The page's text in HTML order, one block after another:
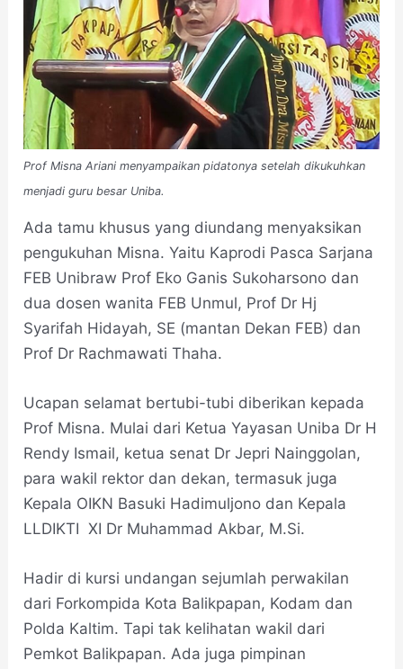
Prof Misna Ariani menyampaikan pidatonya setelah dikukuhkan
menjadi guru besar Uniba.
Ada tamu khusus yang diundang menyaksikan
pengukuhan Misna. Yaitu Kaprodi Pasca Sarjana
FEB Unibraw Prof Eko Ganis Sukoharsono dan
dua dosen wanita FEB Unmul, Prof Dr Hj
Syarifah Hidayah, SE (mantan Dekan FEB) dan
Prof Dr Rachmawati Thaha.
Ucapan selamat bertubi-tubi diberikan kepada
Prof Misna. Mulai dari Ketua Yayasan Uniba Dr H
Rendy Ismail, ketua senat Dr Jepri Nainggolan,
para wakil rektor dan dekan, termasuk juga
Kepala OIKN Basuki Hadimuljono dan Kepala
LLDIKTI XI Dr Muhammad Akbar, M.Si.
Hadir di kursi undangan sejumlah perwakilan
dari Forkompida Kota Balikpapan, Kodam dan
Polda Kaltim. Tapi tak kelihatan wakil dari
Pemkot Balikpapan. Ada juga pimpinan